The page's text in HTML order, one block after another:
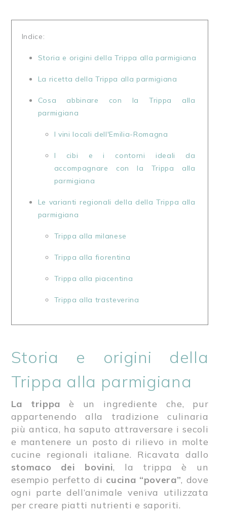
Indice:
Storia e origini della Trippa alla parmigiana
La ricetta della Trippa alla parmigiana
Cosa abbinare con la Trippa alla
parmigiana
I vini locali dell'Emilia-Romagna
I cibi e i contorni ideali da
accompagnare con la Trippa alla
parmigiana
Le varianti regionali della della Trippa alla
parmigiana
Trippa alla milanese
Trippa alla fiorentina
Trippa alla piacentina
Trippa alla trasteverina
Storia e origini della
Trippa alla parmigiana
La trippa è un ingrediente che, pur
appartenendo alla tradizione culinaria
più antica, ha saputo attraversare i secoli
e mantenere un posto di rilievo in molte
cucine regionali italiane. Ricavata dallo
stomaco dei bovini, la trippa è un
esempio perfetto di cucina “povera”, dove
ogni parte dell’animale veniva utilizzata
per creare piatti nutrienti e saporiti.